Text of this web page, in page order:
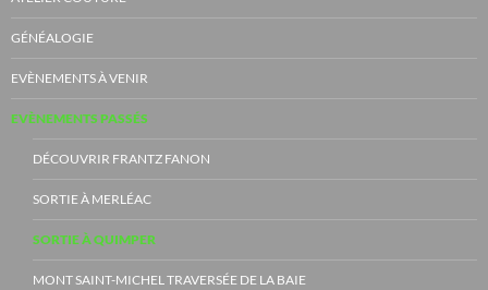
GÉNÉALOGIE
EVÈNEMENTS À VENIR
EVÈNEMENTS PASSÉS
DÉCOUVRIR FRANTZ FANON
SORTIE À MERLÉAC
SORTIE À QUIMPER
MONT SAINT-MICHEL TRAVERSÉE DE LA BAIE